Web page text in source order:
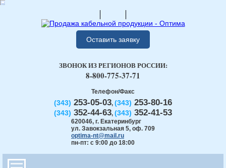
Оставить заявку
Телефон/Факс
(343) 253-05-03, (343) 253-80-16
(343) 352-44-63, (343) 352-41-53
620046, г. Екатеринбург
ул. Завокзальная 5, оф. 709
optima-nt@mail.ru
пн-пт: с 9:00 до 18:00
ЗВОНОК ИЗ РЕГИОНОВ РОССИИ:
8-800-775-37-71